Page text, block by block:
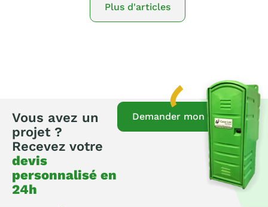
Plus d'articles
Vous avez un
projet ?
Recevez votre
devis
personnalisé en
24h
Demander mon devis